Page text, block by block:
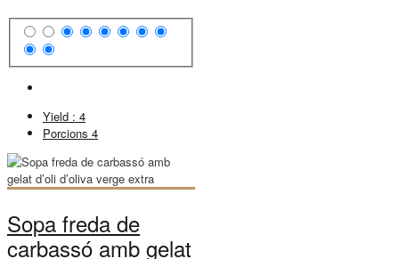
Yield : 4
Porcions 4
Sopa freda de
carbassó amb gelat